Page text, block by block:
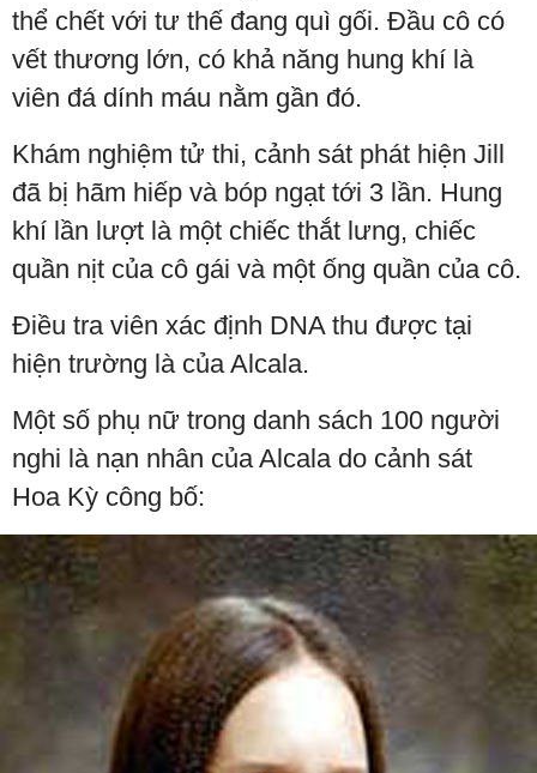
thể chết với tư thế đang quì gối. Đầu cô có
vết thương lớn, có khả năng hung khí là
viên đá dính máu nằm gần đó.
Khám nghiệm tử thi, cảnh sát phát hiện Jill
đã bị hãm hiếp và bóp ngạt tới 3 lần. Hung
khí lần lượt là một chiếc thắt lưng, chiếc
quần nịt của cô gái và một ống quần của cô.
Điều tra viên xác định DNA thu được tại
hiện trường là của Alcala.
Một số phụ nữ trong danh sách 100 người
nghi là nạn nhân của Alcala do cảnh sát
Hoa Kỳ công bố: